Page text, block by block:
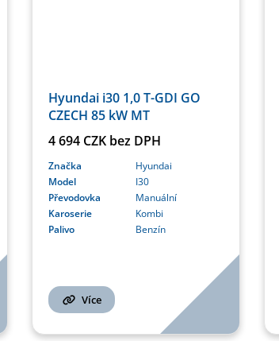
Hyundai i30 1,0 T-GDI GO
CZECH 85 kW MT
4 694 CZK bez DPH
Značka
Hyundai
Model
I30
Převodovka
Manuální
Karoserie
Kombi
Palivo
Benzín
Více